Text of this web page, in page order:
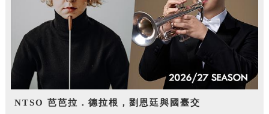
NTSO 芭芭拉．德拉根，劉恩廷與國臺交